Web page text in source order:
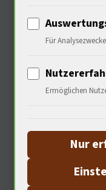
Psychologen.
Für Analysezwecke
Ermöglichen
Nur